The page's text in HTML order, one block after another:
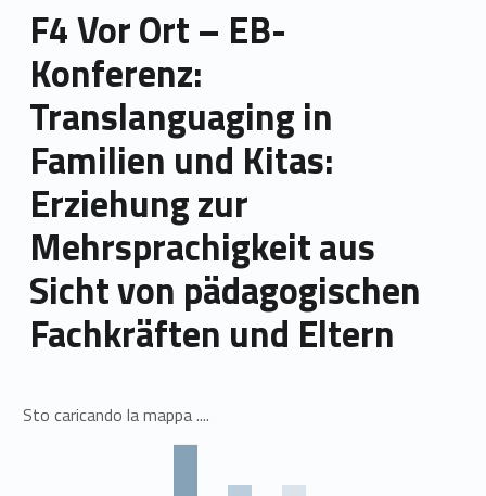
F4 Vor Ort – EB-
Konferenz:
Translanguaging in
Familien und Kitas:
Erziehung zur
Mehrsprachigkeit aus
Sicht von pädagogischen
Fachkräften und Eltern
Sto caricando la mappa ....